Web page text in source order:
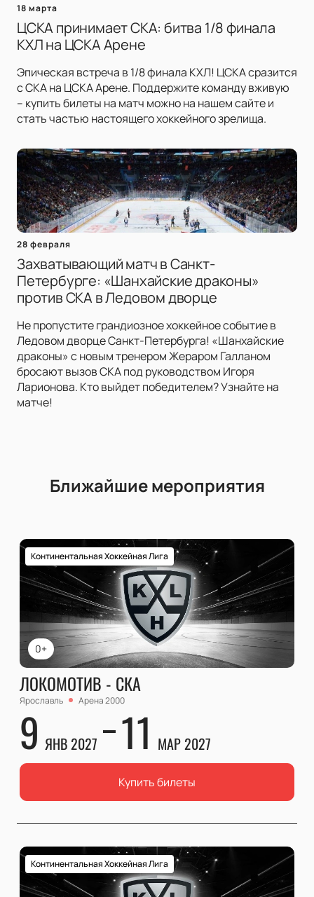
18 марта
ЦСКА принимает СКА: битва 1/8 финала
КХЛ на ЦСКА Арене
Эпическая встреча в 1/8 финала КХЛ! ЦСКА сразится
с СКА на ЦСКА Арене. Поддержите команду вживую
– купить билеты на матч можно на нашем сайте и
стать частью настоящего хоккейного зрелища.
28 февраля
Захватывающий матч в Санкт-
Петербурге: «Шанхайские драконы»
против СКА в Ледовом дворце
Не пропустите грандиозное хоккейное событие в
Ледовом дворце Санкт-Петербурга! «Шанхайские
драконы» с новым тренером Жераром Галланом
бросают вызов СКА под руководством Игоря
Ларионова. Кто выйдет победителем? Узнайте на
матче!
Ближайшие мероприятия
0+
Континентальная Хоккейная Лига
ЛОКОМОТИВ - СКА
Ярославль Арена 2000
9 ЯНВ 2027 11 МАР 2027
Купить билеты
Континентальная Хоккейная Лига